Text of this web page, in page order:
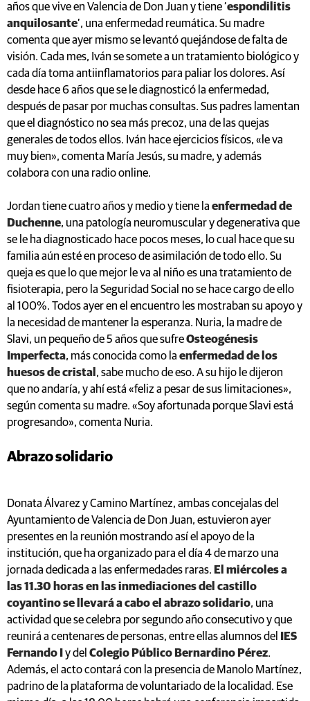
años que vive en Valencia de Don Juan y tiene ‘espondilitis
anquilosante’, una enfermedad reumática. Su madre
comenta que ayer mismo se levantó quejándose de falta de
visión. Cada mes, Iván se somete a un tratamiento biológico y
cada día toma antiinflamatorios para paliar los dolores. Así
desde hace 6 años que se le diagnosticó la enfermedad,
después de pasar por muchas consultas. Sus padres lamentan
que el diagnóstico no sea más precoz, una de las quejas
generales de todos ellos. Iván hace ejercicios físicos, «le va
muy bien», comenta María Jesús, su madre, y además
colabora con una radio online.
Jordan tiene cuatro años y medio y tiene la enfermedad de
Duchenne, una patología neuromuscular y degenerativa que
se le ha diagnosticado hace pocos meses, lo cual hace que su
familia aún esté en proceso de asimilación de todo ello. Su
queja es que lo que mejor le va al niño es una tratamiento de
fisioterapia, pero la Seguridad Social no se hace cargo de ello
al 100%. Todos ayer en el encuentro les mostraban su apoyo y
la necesidad de mantener la esperanza. Nuria, la madre de
Slavi, un pequeño de 5 años que sufreOsteogénesis
Imperfecta, más conocida como la enfermedad de los
huesos de cristal , sabe mucho de eso. A su hijo le dijeron
que no andaría, y ahí está «feliz a pesar de sus limitaciones»,
según comenta su madre. «Soy afortunada porque Slavi está
progresando», comenta Nuria.
Abrazo solidario
Donata Álvarez y Camino Martínez, ambas concejalas del
Ayuntamiento de Valencia de Don Juan, estuvieron ayer
presentes en la reunión mostrando así el apoyo de la
institución, que ha organizado para el día 4 de marzo una
jornada dedicada a las enfermedades raras. El miércoles a
las 11.30 horas en las inmediaciones del castillo
coyantino se llevará a cabo el abrazo solidario, una
actividad que se celebra por segundo año consecutivo y que
reunirá a centenares de personas, entre ellas alumnos del
IES
Fernando I
y del Colegio Público Bernardino Pérez.
Además, el acto contará con la presencia de Manolo Martínez,
padrino de la plataforma de voluntariado de la localidad. Ese